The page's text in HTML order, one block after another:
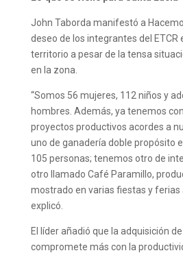
John Taborda manifestó a
deseo de los integrantes del ETCR
territorio a pesar de la tensa
en la zona.
“Somos 56 mujeres, 112 niños y
hombres. Además, ya tenemos
proyectos productivos acordes a
uno de ganadería doble propósito
105 personas; tenemos otro de
otro llamado Café Paramillo,
mostrado en varias fiestas y ferias
explicó.
El líder añadió que la adquisición
compromete más con la